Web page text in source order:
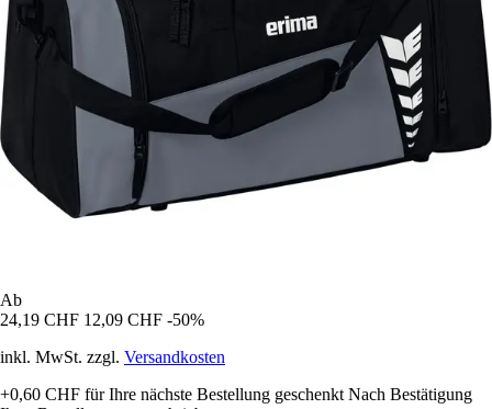
Ab
24,19 CHF 12,09 CHF -50%
inkl. MwSt. zzgl. Versandkosten
+0,60 CHF für Ihre nächste Bestellung geschenkt Nach Bestätigung